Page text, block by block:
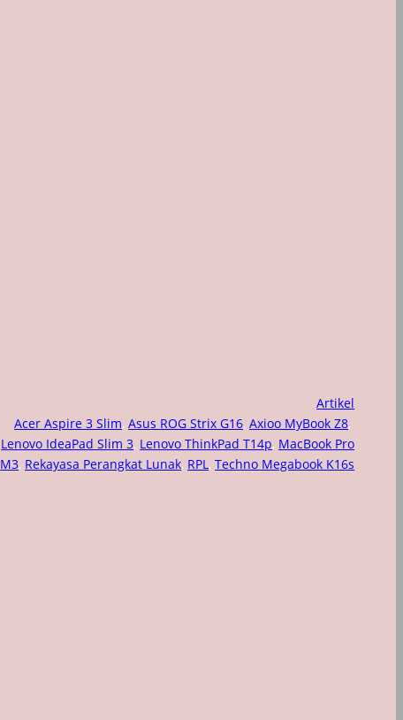
Artikel
Acer Aspire 3 Slim, Asus ROG Strix G16, Axioo MyBook Z8
Lenovo IdeaPad Slim 3, Lenovo ThinkPad T14p, MacBook Pro
M3, Rekayasa Perangkat Lunak, RPL , Techno Megabook K16s